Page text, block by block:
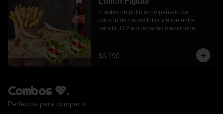
2 fajitas de pollo acompañado de
porción de papas fritas y elige entre
bebida  O 2 empanadas media luna.
$6.990
Combos 💖.
Perfectos para compartir